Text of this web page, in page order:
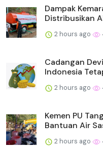
Dampak
Distribusikan
2 hours ago
Cadangan
Indonesia
2 hours ago
Kemen PU
Bantuan Air
2 hours ago